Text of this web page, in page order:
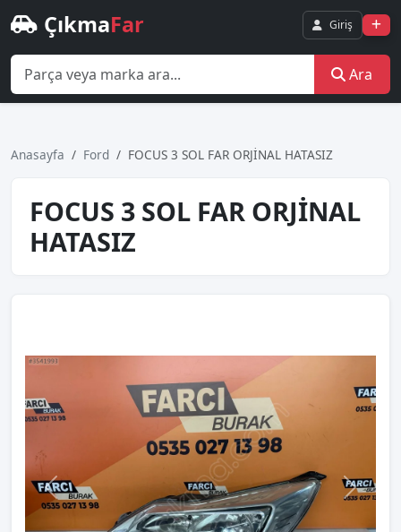
ÇıkmaFar Giriş
Ara
Anasayfa Ford FOCUS 3 SOL FAR ORJİNAL HATASIZ
FOCUS 3 SOL FAR ORJİNAL
HATASIZ